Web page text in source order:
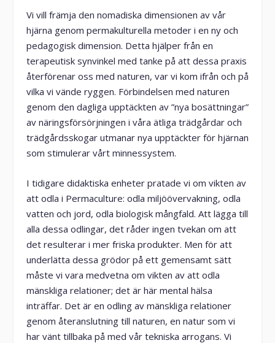
Vi vill främja den nomadiska dimensionen av vår
hjärna genom permakulturella metoder i en ny och
pedagogisk dimension. Detta hjälper från en
terapeutisk synvinkel med tanke på att dessa praxis
återförenar oss med naturen, var vi kom ifrån och på
vilka vi vände ryggen. Förbindelsen med naturen
genom den dagliga upptäckten av ”nya bosättningar”
av näringsförsörjningen i våra ätliga trädgårdar och
trädgårdsskogar utmanar nya upptäckter för hjärnan
som stimulerar vårt minnessystem.
I tidigare didaktiska enheter pratade vi om vikten av
att odla i Permaculture: odla miljöövervakning, odla
vatten och jord, odla biologisk mångfald. Att lägga till
alla dessa odlingar, det råder ingen tvekan om att
det resulterar i mer friska produkter. Men för att
underlätta dessa grödor på ett gemensamt sätt
måste vi vara medvetna om vikten av att odla
mänskliga relationer; det är här mental hälsa
inträffar. Det är en odling av mänskliga relationer
genom återanslutning till naturen, en natur som vi
har vänt tillbaka på med vår tekniska arrogans. Vi